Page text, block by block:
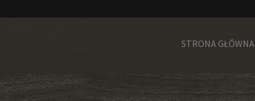
STRONA GŁÓWNA